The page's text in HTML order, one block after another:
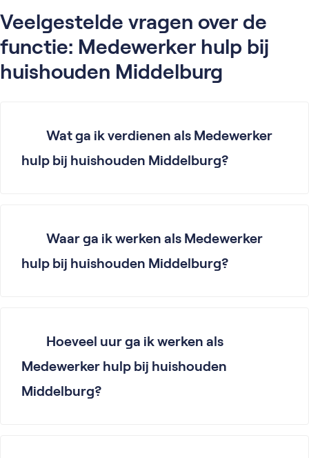
Veelgestelde vragen over de
functie: Medewerker hulp bij
huishouden Middelburg
Wat ga ik verdienen als Medewerker
hulp bij huishouden Middelburg?
Waar ga ik werken als Medewerker
hulp bij huishouden Middelburg?
Hoeveel uur ga ik werken als
Medewerker hulp bij huishouden
Middelburg?